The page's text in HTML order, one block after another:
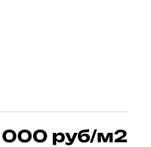
000 руб/м2